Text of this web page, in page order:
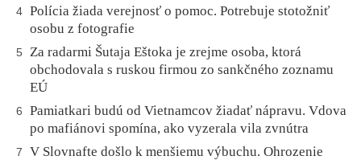
4 Polícia žiada verejnosť o pomoc. Potrebuje stotožniť
osobu z fotografie
5
Za radarmi Šutaja Eštoka je zrejme osoba, ktorá
obchodovala s ruskou firmou zo sankčného zoznamu
EÚ
6
Pamiatkari budú od Vietnamcov žiadať nápravu. Vdova
po mafiánovi spomína, ako vyzerala vila zvnútra
7
V Slovnafte došlo k menšiemu výbuchu. Ohrozenie